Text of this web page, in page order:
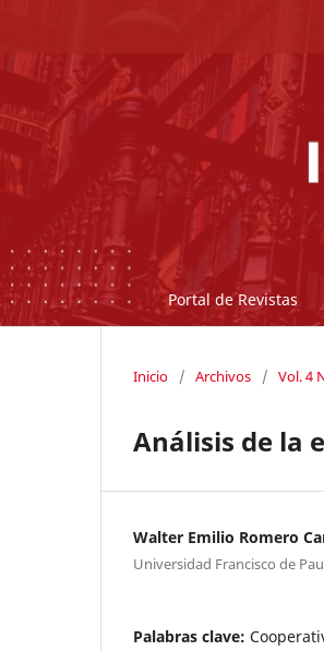
Portal de Revistas
Inicio / Archivos / Vol. 4
Análisis de la
Walter Emilio Romero
Universidad Francisco de
Palabras clave: